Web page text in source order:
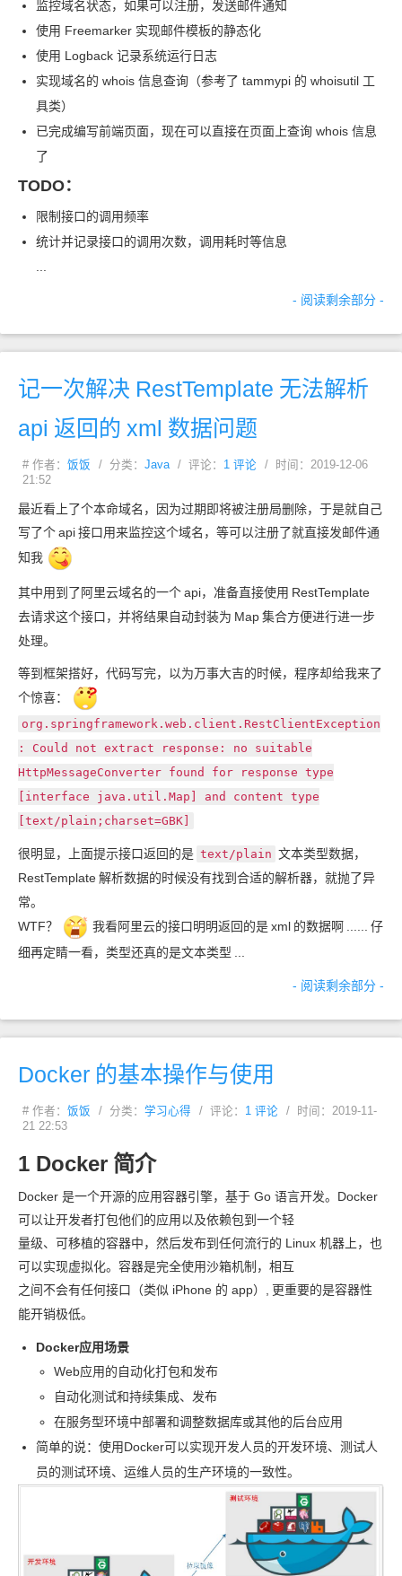
监控域名状态，如果可以注册，发送邮件通知
使用 Freemarker 实现邮件模板的静态化
使用 Logback 记录系统运行日志
实现域名的 whois 信息查询（参考了 tammypi 的 whoisutil 工
具类）
已完成编写前端页面，现在可以直接在页面上查询 whois 信息
了
TODO：
限制接口的调用频率
统计并记录接口的调用次数，调用耗时等信息
- 阅读剩余部分 -
记一次解决 RestTemplate 无法解析
api 返回的 xml 数据问题
# 作者： 饭饭 / 分类： Java / 评论： 1 评论
/ 时间：2019-12-06
21:52
最近看上了个本命域名，因为过期即将被注册局删除，于是就自己
写了个api接口用来监控这个域名，等可以注册了就直接发邮件通
知我
其中用到了阿里云域名的一个api，准备直接使用 RestTemplate
去请求这个接口，并将结果自动封装为 Map集合方便进行进一步
处理。
等到框架搭好，代码写完，以为万事大吉的时候，程序却给我来了
个惊喜：
org.springframework.web.client.RestClientException
: Could not extract response: no suitable
HttpMessageConverter found for response type
[interface java.util.Map] and content type
[text/plain;charset=GBK]
很明显，上面提示接口返回的是 text/plain 文本类型数据，
RestTemplate解析数据的时候没有找到合适的解析器，就抛了异
常。
WTF？
我看阿里云的接口明明返回的是xml 的数据啊
仔
细再定睛一看，类型还真的是文本类型
- 阅读剩余部分 -
Docker 的基本操作与使用
# 作者： 饭饭 / 分类： 学习心得 / 评论： 1 评论
/ 时间：2019-11-
21 22:53
1 Docker 简介
Docker 是一个开源的应用容器引擎，基于 Go 语言开发。Docker
可以让开发者打包他们的应用以及依赖包到一个轻
量级、可移植的容器中，然后发布到任何流行的 Linux 机器上，也
可以实现虚拟化。容器是完全使用沙箱机制，相互
之间不会有任何接口（类似 iPhone 的 app）,
更重要的是容器性
能开销极低。
Docker应用场景
Web应用的自动化打包和发布
自动化测试和持续集成、发布
在服务型环境中部署和调整数据库或其他的后台应用
简单的说：使用Docker可以实现开发人员的开发环境、测试人
员的测试环境、运维人员的生产环境的一致性。